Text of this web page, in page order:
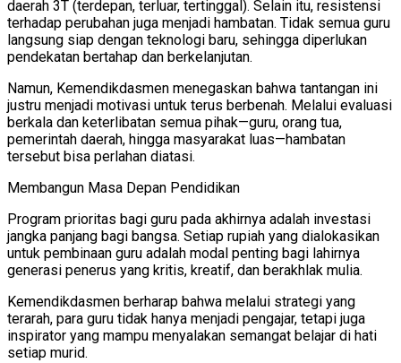
daerah 3T (terdepan, terluar, tertinggal). Selain itu, resistensi
terhadap perubahan juga menjadi hambatan. Tidak semua guru
langsung siap dengan teknologi baru, sehingga diperlukan
pendekatan bertahap dan berkelanjutan.
Namun, Kemendikdasmen menegaskan bahwa tantangan ini
justru menjadi motivasi untuk terus berbenah. Melalui evaluasi
berkala dan keterlibatan semua pihak—guru, orang tua,
pemerintah daerah, hingga masyarakat luas—hambatan
tersebut bisa perlahan diatasi.
Membangun Masa Depan Pendidikan
Program prioritas bagi guru pada akhirnya adalah investasi
jangka panjang bagi bangsa. Setiap rupiah yang dialokasikan
untuk pembinaan guru adalah modal penting bagi lahirnya
generasi penerus yang kritis, kreatif, dan berakhlak mulia.
Kemendikdasmen berharap bahwa melalui strategi yang
terarah, para guru tidak hanya menjadi pengajar, tetapi juga
inspirator yang mampu menyalakan semangat belajar di hati
setiap murid.